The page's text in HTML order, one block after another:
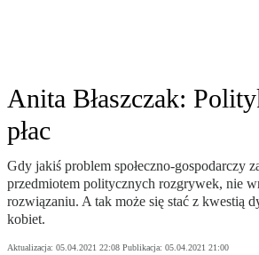
Anita Błaszczak:
płac
Gdy jakiś problem społeczno-gospodarczy
przedmiotem politycznych rozgrywek, nie
rozwiązaniu. A tak może się stać z kwestią
kobiet.
Aktualizacja: 05.04.2021 22:08 Publikacja: 05.04.2021 21:00